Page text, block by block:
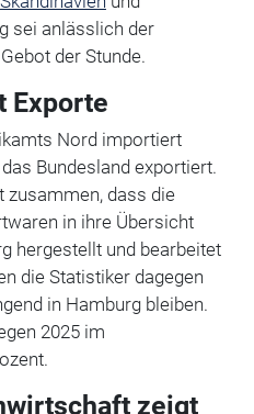
sei anlässlich der
der Stunde.
Exporte
Nord importiert
Bundesland exportiert.
zusammen, dass die
in ihre Übersicht
hergestellt und bearbeitet
die Statistiker dagegen
in Hamburg bleiben.
2025 im
zeigt